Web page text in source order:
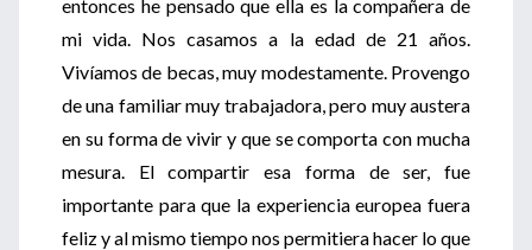
entonces he pensado que ella es la compañera de
mi vida. Nos casamos a la edad de 21 años.
Vivíamos de becas, muy modestamente. Provengo
de una familiar muy trabajadora, pero muy austera
en su forma de vivir y que se comporta con mucha
mesura. El compartir esa forma de ser, fue
importante para que la experiencia europea fuera
feliz y al mismo tiempo nos permitiera hacer lo que